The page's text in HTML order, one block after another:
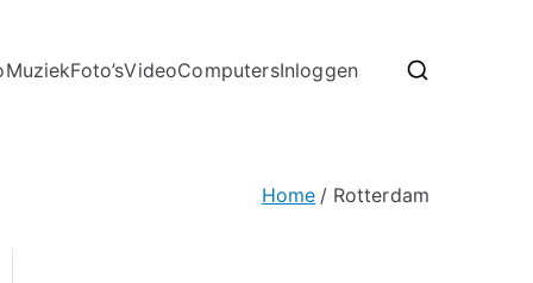
MuziekFoto’sVideoComputersInloggen
Home Rotterdam